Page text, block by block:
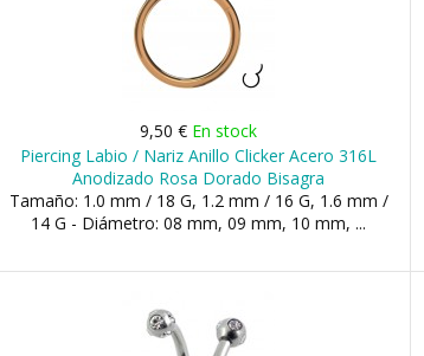
9,50 € En stock
Piercing Labio / Nariz Anillo Clicker Acero 316L
Anodizado Rosa Dorado Bisagra
Tamaño: 1.0 mm / 18 G, 1.2 mm / 16 G, 1.6 mm /
14 G - Diámetro: 08 mm, 09 mm, 10 mm, ...